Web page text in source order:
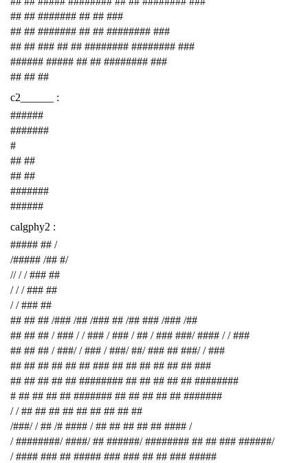
## ## ####### ## ## ###
## ## ####### ## ## ######## ###
## ## ### ## ## ######## ######## ###
###### ##### ## ## ######## ###
## ## ##
c2______ :
######
#######
#
## ##
## ##
#######
######
calgphy2 :
##### ## /
/##### /## #/
// / / ### ##
/ / / ### ##
/ / ### ##
## ## ## /### /## /### ## /## ### /### /##
## ## ## / ### / / ### / ### / ## / ### ###/ #### / / ###
## ## ## / ###/ / ### / ###/ ##/ ### ## ###/ / ###
## ## ## ## ## ## ### ## ## ## ## ## ## ###
## ## ## ## ## ######## ## ## ## ## ## ########
# ## ## ## ## ####### ## ## ## ## ## #######
/ / ## ## ## ## ## ## ## ## ##
/###/ / ## /# #### / ## ## ## ## ## #### /
/ ########/ ####/ ## ######/ ######## ## ## ### ######/
/ #### ### ## ##### ### ### ## ## ### #####